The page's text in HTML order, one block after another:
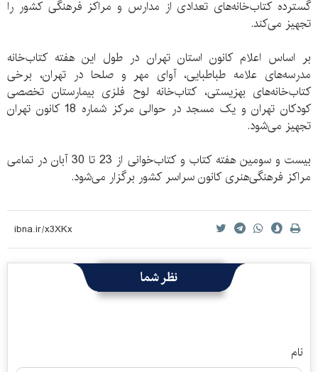
گسترده کتاب‌خانه‌های تعدادی از مدارس و مراکز فرهنگی کشور را
تجهیز می‌کند.
بر اساس اعلام کانون استان تهران در طول این هفته کتاب‌خانه‌‌
مدرسه‌های علامه طباطبایی، آوای مهر و صلحا در تهران، برخی
کتاب‌خانه‌های بهزیستی، کتاب‌خانه لوح فلزی بیمارستان تخصصی
کودکان تهران و یک مسجد در حوالی مرکز شماره 18 کانون تهران
تجهیز می‌شود.
بیست و سومین هفته کتاب و کتاب‌خوانی از 23 تا 30 آبان در تمامی
مراکز فرهنگی‌هنری کانون سراسر کشور برگزار می‌شود.
نظر شما
نام